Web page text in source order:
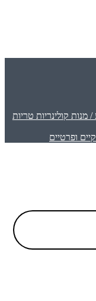
קולינריות טריות
ופרטיים